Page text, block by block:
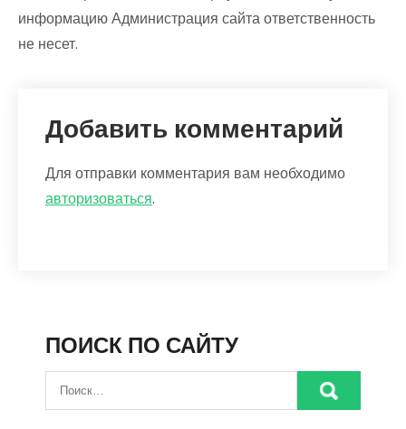
информацию Администрация сайта ответственность
не несет.
Добавить комментарий
Для отправки комментария вам необходимо
авторизоваться.
ПОИСК ПО САЙТУ